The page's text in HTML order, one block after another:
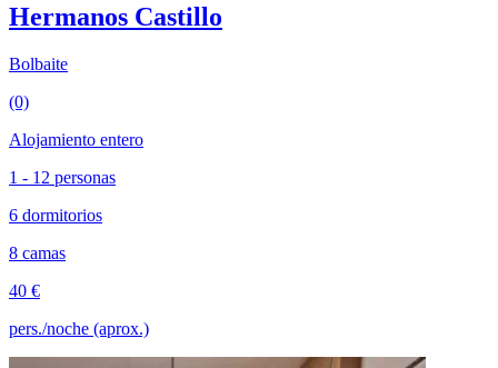
Hermanos Castillo
Bolbaite
(0)
Alojamiento entero
1 - 12 personas
6 dormitorios
8 camas
40 €
pers./noche (aprox.)